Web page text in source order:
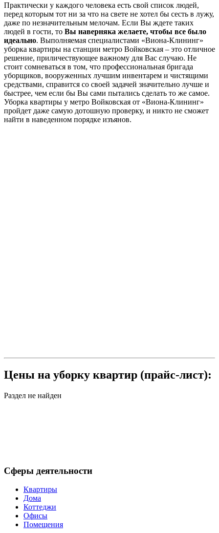
Практически у каждого человека есть свой список людей,
перед которым тот ни за что на свете не хотел бы сесть в лужу,
даже по незначительным мелочам. Если Вы ждете таких
людей в гости, то Вы наверняка желаете, чтобы все было
идеально. Выполняемая специалистами «Виона-Клининг»
уборка квартиры на станции метро Войковская – это отличное
решение, приличествующее важному для Вас случаю. Не
стоит сомневаться в том, что профессиональная бригада
уборщиков, вооруженных лучшим инвентарем и чистящими
средствами, справится со своей задачей значительно лучше и
быстрее, чем если бы Вы сами пытались сделать то же самое.
Уборка квартиры у метро Войковская от «Виона-Клининг»
пройдет даже самую дотошную проверку, и никто не сможет
найти в наведенном порядке изъянов.
Цены на уборку квартир (прайс-лист):
Раздел не найден
Сферы деятельности
Квартиры
Дома
Коттеджи
Офисы
Помещения